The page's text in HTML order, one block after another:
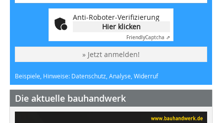
Anti-Roboter-Verifizierung
Hier klicken
FriendlyCaptcha ⇗
» Jetzt anmelden!
Beispiele, Hinweise: Datenschutz, Analyse, Widerruf
Die aktuelle bauhandwerk